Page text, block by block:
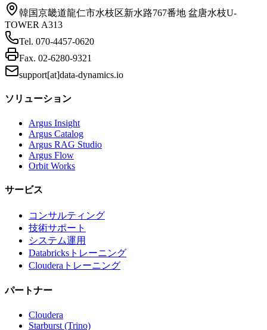
韓国京畿道龍仁市水枝区新水路767番地 盆唐水枝U-
TOWER A313
Tel. 070-4457-0620
Fax. 02-6280-9321
support[at]data-dynamics.io
ソリューション
Argus Insight
Argus Catalog
Argus RAG Studio
Argus Flow
Orbit Works
サービス
コンサルティング
技術サポート
システム運用
Databricksトレーニング
Clouderaトレーニング
パートナー
Cloudera
Starburst (Trino)